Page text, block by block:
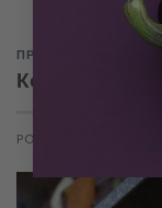
ПРАЗНИЦИ
Коледни
POSTED ON